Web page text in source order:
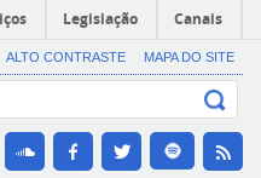
Legislação Canais
ALTO CONTRASTE MAPA DO SITE